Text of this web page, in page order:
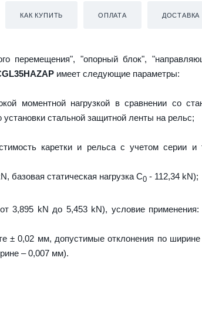
КАК КУПИТЬ ОПЛАТА ДОСТАВКА
перемещения", "опорный блок",
имеет следующие параметры:
моментной нагрузкой в сравнении со
стальной защитной ленты на рельс;
каретки и рельса с учетом серии и
базовая статическая нагрузка С0 - 112,34 kN);
3,895 kN до 5,453 kN), условие применения:
± 0,02 мм, допустимые отклонения по
– 0,007 мм).